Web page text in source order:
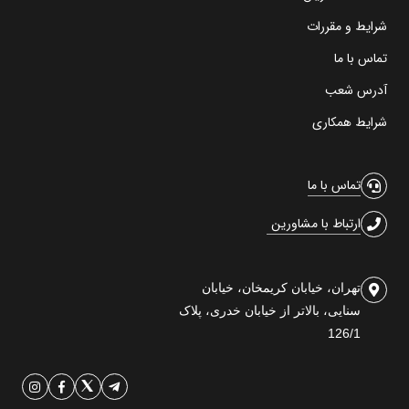
شرایط و مقررات
تماس با ما
آدرس شعب
شرایط همکاری
تماس با ما
ارتباط با مشاورین
تهران، خیابان کریمخان، خیابان
سنایی، بالاتر از خیابان خدری، پلاک
126/1